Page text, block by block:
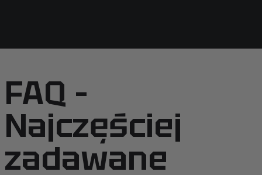
FAQ –
Najczęściej
zadawane